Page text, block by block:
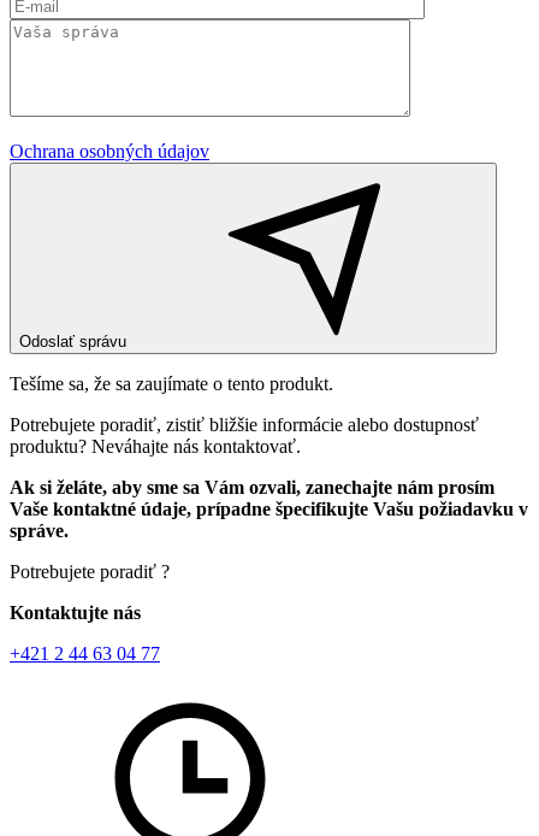
Ochrana osobných údajov
Odoslať správu
Tešíme sa, že sa zaujímate o tento produkt.
Potrebujete poradiť, zistiť bližšie informácie alebo dostupnosť
produktu? Neváhajte nás kontaktovať.
Ak si želáte, aby sme sa Vám ozvali, zanechajte nám prosím
Vaše kontaktné údaje, prípadne špecifikujte Vašu požiadavku v
správe.
Potrebujete poradiť ?
Kontaktujte nás
+421 2 44 63 04 77